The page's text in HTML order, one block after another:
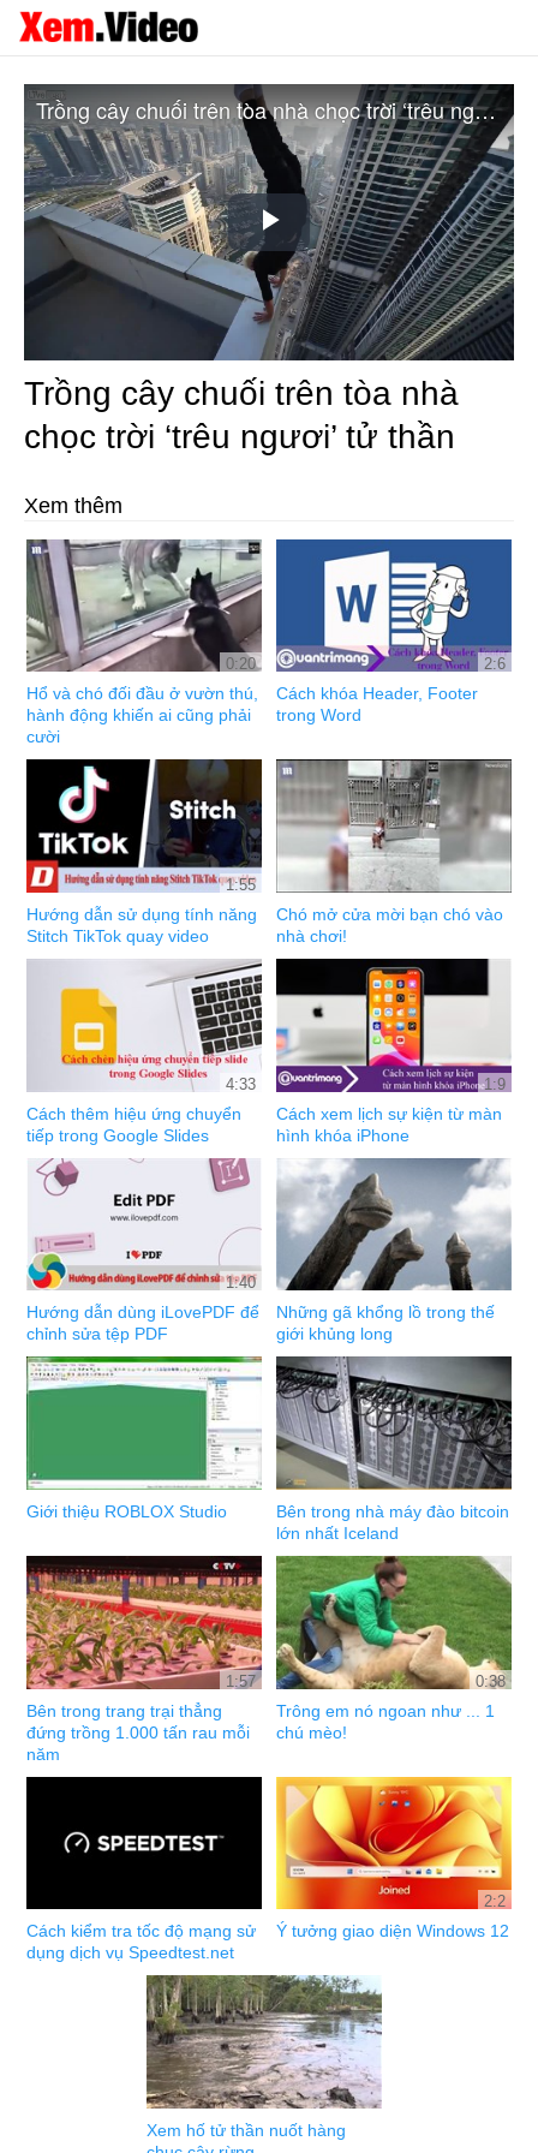
Play
Video
Trồng cây chuối trên tòa nhà chọc trời ‘trêu ngươi’ tử thần
Trồng cây chuối trên tòa nhà
chọc trời ‘trêu ngươi’ tử thần
Xem thêm
0:20
Hổ và chó đối đầu ở vườn thú,
hành động khiến ai cũng phải
cười
2:6
Cách khóa Header, Footer
trong Word
1:55
Hướng dẫn sử dụng tính năng
Stitch TikTok quay video
Chó mở cửa mời bạn chó vào
nhà chơi!
4:33
Cách thêm hiệu ứng chuyển
tiếp trong Google Slides
1:9
Cách xem lịch sự kiện từ màn
hình khóa iPhone
1:40
Hướng dẫn dùng iLovePDF để
chỉnh sửa tệp PDF
Những gã khổng lồ trong thế
giới khủng long
Giới thiệu ROBLOX Studio
Bên trong nhà máy đào bitcoin
lớn nhất Iceland
1:57
Bên trong trang trại thẳng
đứng trồng 1.000 tấn rau mỗi
năm
0:38
Trông em nó ngoan như ... 1
chú mèo!
Cách kiểm tra tốc độ mạng sử
dụng dịch vụ Speedtest.net
2:2
Ý tưởng giao diện Windows 12
Xem hố tử thần nuốt hàng